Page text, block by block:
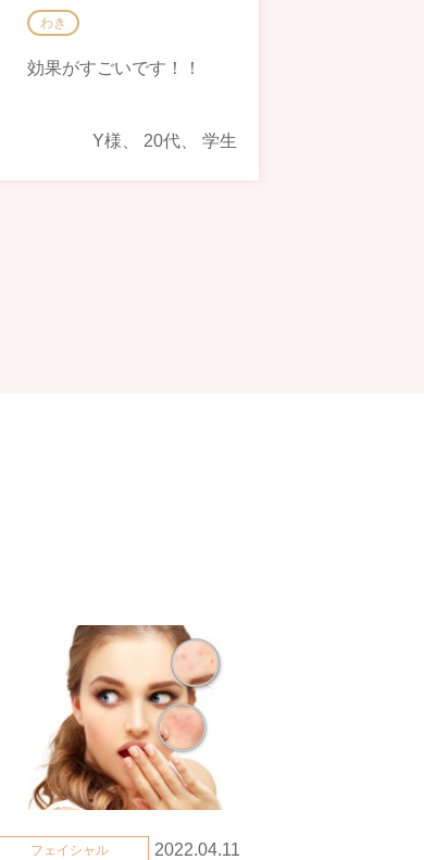
わき
効果がすごいです！！
Y様、 20代、 学生
フェイシャル 2022.04.11